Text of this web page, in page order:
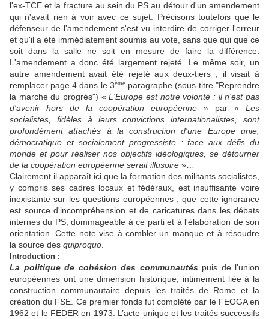
l'ex-TCE et la fracture au sein du PS au détour d'un amendement
qui n'avait rien à voir avec ce sujet. Précisons toutefois que le
défenseur de l'amendement s'est vu interdire de corriger l'erreur
et qu'il a été immédiatement soumis au vote, sans que qui que ce
soit dans la salle ne soit en mesure de faire la différence.
L'amendement a donc été largement rejeté. Le même soir, un
autre amendement avait été rejeté aux deux-tiers ; il visait à
remplacer page 4 dans le 3èmeparagraphe (sous-titre "Reprendre
la marche du progrès") «L'Europe est notre volonté : il n'est pas
d'avenir hors de la coopération européenne » par « Les
socialistes, fidèles à leurs convictions internationalistes, sont
profondément attachés à la construction d'une Europe unie,
démocratique et socialement progressiste : face aux défis du
monde et pour réaliser nos objectifs idéologiques, se détourner
de la coopération européenne serait illusoire »…
Clairement il apparaît ici que la formation des militants socialistes,
y compris ses cadres locaux et fédéraux, est insuffisante voire
inexistante sur les questions européennes ; que cette ignorance
est source d'incompréhension et de caricatures dans les débats
internes du PS, dommageable à ce parti et à l'élaboration de son
orientation. Cette note vise à combler un manque et à résoudre
la source des quiproquo.
Introduction :
La politique de cohésion des communautéspuis de l'union
européennes ont une dimension historique, intimement liée à la
construction communautaire depuis les traités de Rome et la
création du FSE. Ce premier fonds fut complété par le FEOGA en
1962 et le FEDER en 1973. L’acte unique et les traités successifs